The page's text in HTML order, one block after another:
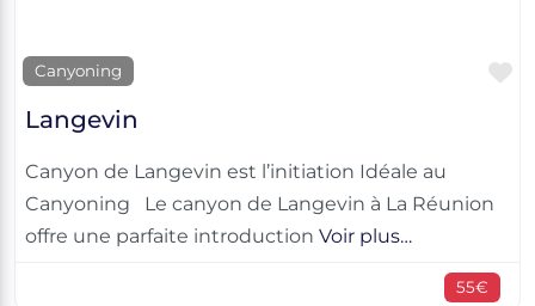
Canyoning
Langevin
Canyon de Langevin est l’initiation Idéale au
Canyoning Le canyon de Langevin à La Réunion
offre une parfaite introduction Voir plus…
55€